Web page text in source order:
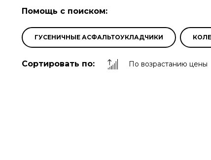
Помощь с поиском:
ГУСЕНИЧНЫЕ АСФАЛЬТОУКЛАДЧИКИ
Сортировать по: По возрастанию цены